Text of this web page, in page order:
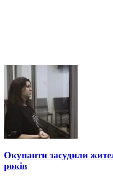
Окупанти засудили
років